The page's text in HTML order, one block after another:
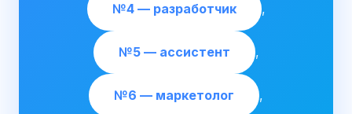
№4 — разработчик ,
№5 — ассистент ,
№6 — маркетолог ,